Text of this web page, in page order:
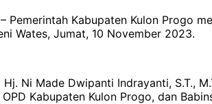
Pemerintah Kabupaten Kulon Progo
Wates, Jumat, 10 November 2023.
Ni Made Dwipanti Indrayanti, S.T.,
OPD Kabupaten Kulon Progo, dan